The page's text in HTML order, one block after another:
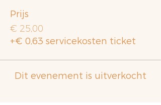
Prijs
€ 25,00
+€ 0,63 servicekosten ticket
Dit evenement is uitverkocht